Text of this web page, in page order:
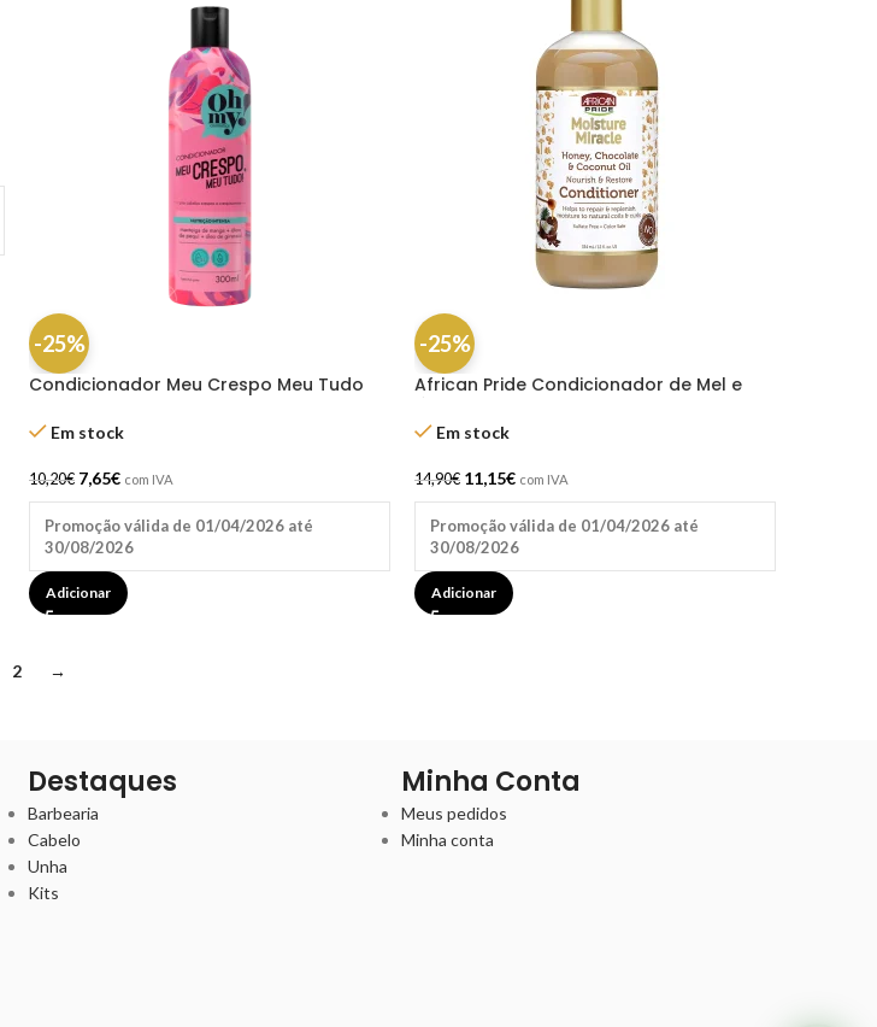
-25%
Condicionador Meu Crespo Meu Tudo
Em stock
10,20€ 7,65€ com IVA
Promoção válida de 01/04/2026 até
30/08/2026
Adicionar
-25%
African Pride Condicionador de Mel e
Em stock
14,90€ 11,15€ com IVA
Promoção válida de 01/04/2026 até
30/08/2026
Adicionar
2 →
Destaques
Barbearia
Cabelo
Unha
Kits
Minha Conta
Meus pedidos
Minha conta